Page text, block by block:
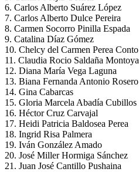
6. Carlos Alberto Suárez López
7. Carlos Alberto Dulce Pereira
8. Carmen Socorro Pinilla Espada
9. Catalina Díaz Gómez
10. Chelcy del Carmen Perea Conto
11. Claudia Rocio Saldaña Montoya
12. Diana María Vega Laguna
13. Biana Fernanda Antonio Rosero
14. Gina Cabarcas
15. Gloria Marcela Abadía Cubillos
16. Héctor Cruz Carvajal
17. Heidi Patricia Baldosea Perea
18. Ingrid Risa Palmera
19. Iván González Amado
20. José Miller Hormiga Sánchez
21. Juan José Cantillo Pushaina